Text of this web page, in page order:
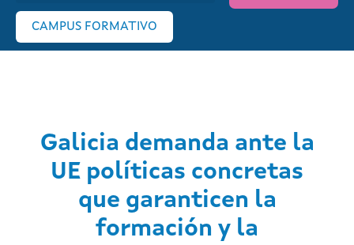
CAMPUS FORMATIVO
Galicia demanda ante la
UE políticas concretas
que garanticen la
formación y la